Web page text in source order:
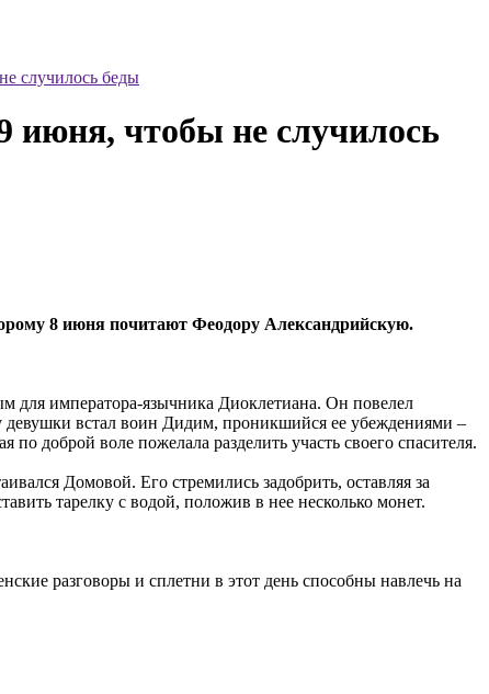
случилось беды
чтобы не случилось
8 июня почитают Феодору Александрийскую.
для императора-язычника Диоклетиана. Он повелел
девушки встал воин Дидим, проникшийся ее убеждениями –
доброй воле пожелала разделить участь своего спасителя.
Домовой. Его стремились задобрить, оставляя за
тарелку с водой, положив в нее несколько монет.
разговоры и сплетни в этот день способны навлечь на